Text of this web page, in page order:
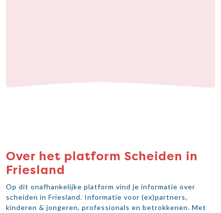
Over het platform Scheiden in
Friesland
Op dit onafhankelijke platform vind je informatie over
scheiden in Friesland. Informatie voor (ex)partners,
kinderen & jongeren, professionals en betrokkenen. Met